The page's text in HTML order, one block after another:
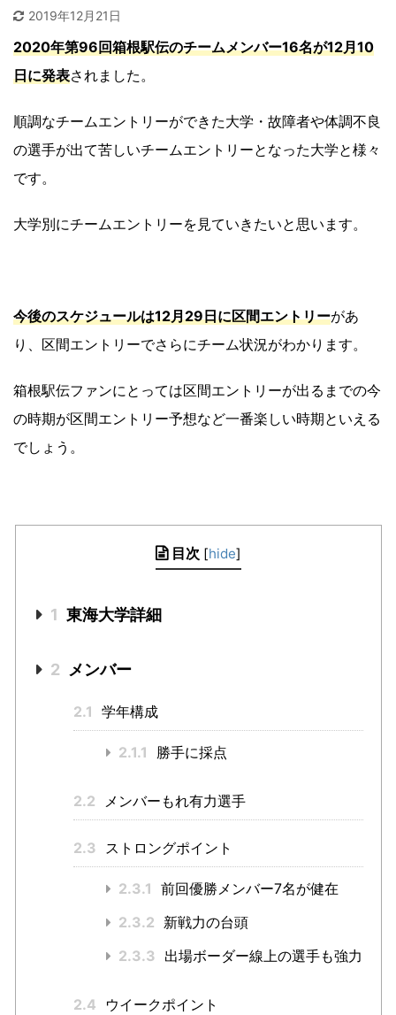
2019年12月21日
2020年第96回箱根駅伝のチームメンバー16名が12月10
日に発表されました。
順調なチームエントリーができた大学・故障者や体調不良
の選手が出て苦しいチームエントリーとなった大学と様々
です。
大学別にチームエントリーを見ていきたいと思います。
今後のスケジュールは12月29日に区間エントリーがあ
り、区間エントリーでさらにチーム状況がわかります。
箱根駅伝ファンにとっては区間エントリーが出るまでの今
の時期が区間エントリー予想など一番楽しい時期といえる
でしょう。
目次 [hide]
1 東海大学詳細
2 メンバー
2.1 学年構成
2.1.1 勝手に採点
2.2 メンバーもれ有力選手
2.3 ストロングポイント
2.3.1 前回優勝メンバー7名が健在
2.3.2 新戦力の台頭
2.3.3 出場ボーダー線上の選手も強力
2.4 ウイークポイント